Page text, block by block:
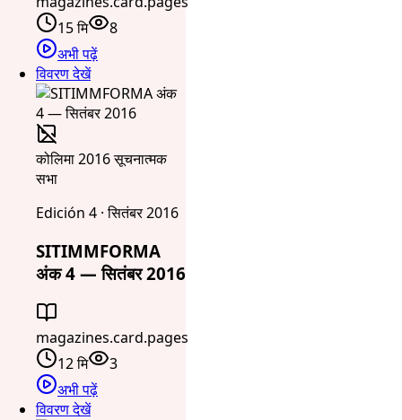
15 मि
8
अभी पढ़ें
विवरण देखें
कोलिमा 2016 सूचनात्मक
सभा
Edición 4 · सितंबर 2016
SITIMMFORMA
अंक 4 — सितंबर 2016
magazines.card.pages
12 मि
3
अभी पढ़ें
विवरण देखें